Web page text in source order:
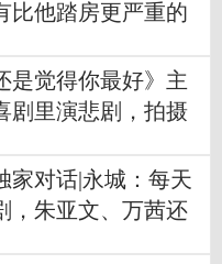
比他踏房更严重的
是觉得你最好》主
剧里演悲剧，拍摄
家对话|永城：每天
，朱亚文、万茜还